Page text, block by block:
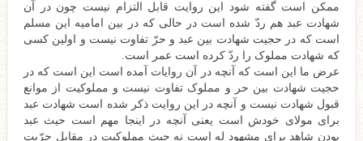
ممکن است گفته شود این روایت قابل التزام نیست چون در آن
شهادت عبد هم ردّ شده است در حالی که در بین امامیه این مسلم
است که در حجیت شهادت بین عبد و حرّ تفاوت نیست و اولین کسی
که شهادت مملوک را ردّ کرده است عمر است.
عرض ما این است که آنچه در آن روایات آمده است این است که در
حجیت شهادت بین حر و مملوک تفاوت نیست و مملوکیت از موانع
قبول شهادت نیست و آنچه در این روایت ذکر شده است شهادت عبد
برای مولای خودش است یعنی آنچه در اینجا مهم است حیث عبد
بودن شاهد برای مشهود له است نه حیث مملوکیت در مقابل حرّیت